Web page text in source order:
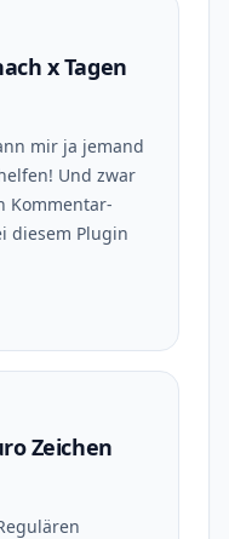
x Tagen
mir ja jemand
Und zwar
Kommentar-
diesem Plugin
Zeichen